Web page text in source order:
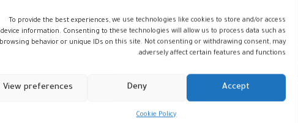
To provide the best experiences, we use technologies like cookies to store and/or access
device information. Consenting to these technologies will allow us to process data such as
browsing behavior or unique IDs on this site. Not consenting or withdrawing consent, may
adversely affect certain features and functions.
Accept
Deny
View preferences
Cookie Policy